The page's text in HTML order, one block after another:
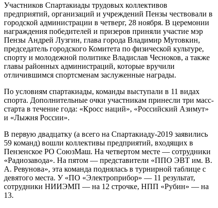
Участников Спартакиады трудовых коллективов
предприятий, организаций и учреждений Пензы чествовали в
городской администрации в четверг, 28 ноября. В церемонии
награждения победителей и призеров приняли участие мэр
Пензы Андрей Лузгин, глава города Владимир Мутовкин,
председатель городского Комитета по физической культуре,
спорту и молодежной политике Владислав Чесноков, а также
главы районных администраций, которые вручили
отличившимся спортсменам заслуженные награды.
По условиям спартакиады, команды выступали в 11 видах
спорта. Дополнительные очки участникам принесли три масс-
старта в течение года: «Кросс наций», «Российский Азимут»
и «Лыжня России».
В первую двадцатку (а всего на Спартакиаду-2019 заявились
59 команд) вошли коллективы предприятий, входящих в
Пензенское РО СоюзМаш. На четвертом месте — сотрудники
«Радиозавода». На пятом — представители «ППО ЭВТ им. В.
А. Ревунова», эта команда поднялась в турнирной таблице с
девятого места. У «ПО «Электроприбор» — 11 результат,
сотрудники НИИЭМП — на 12 строчке, НПП «Рубин» — на
13.